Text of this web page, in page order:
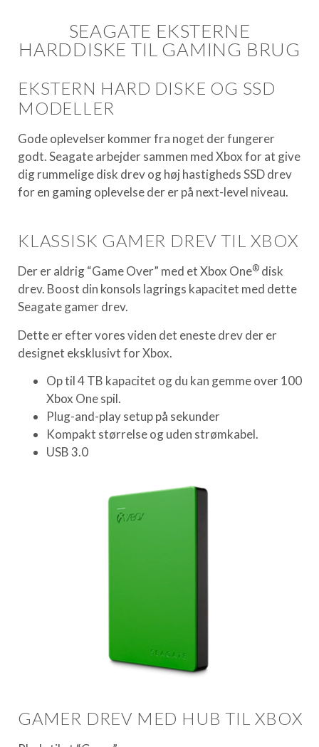
SEAGATE EKSTERNE
HARDDISKE TIL GAMING BRUG
EKSTERN HARD DISKE OG SSD
MODELLER
Gode oplevelser kommer fra noget der fungerer
godt. Seagate arbejder sammen med Xbox for at give
dig rummelige disk drev og høj hastigheds SSD drev
for en gaming oplevelse der er på next-level niveau.
KLASSISK GAMER DREV TIL XBOX
Der er aldrig “Game Over” med et Xbox One® disk
drev. Boost din konsols lagrings kapacitet med dette
Seagate gamer drev.
Dette er efter vores viden det eneste drev der er
designet eksklusivt for Xbox.
Op til 4 TB kapacitet og du kan gemme over 100
Xbox One spil.
Plug-and-play setup på sekunder
Kompakt størrelse og uden strømkabel.
USB 3.0
GAMER DREV MED HUB TIL XBOX